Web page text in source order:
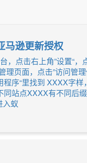
逊更新授权
，点击右上角”设置“，
理页面，点击”访问管
程序“里找到 XXXX字样
同站点XXXX有不同后
入蚁